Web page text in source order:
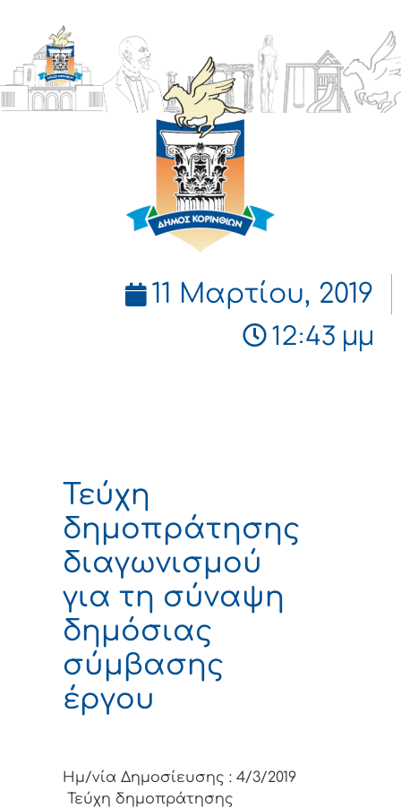
ΔΗΜΟΣ
ΚΟΡΙΝΘΙΩΝ
11 Μαρτίου, 2019
12:43 μμ
Τεύχη
δημοπράτησης
διαγωνισμού
για τη σύναψη
δημόσιας
σύμβασης
έργου
Ημ/νία Δημοσίευσης : 4/3/2019
Τεύχη δημοπράτησης